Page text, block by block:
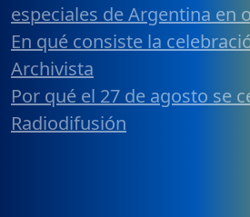
especiales de Argentina en
En qué consiste la
Archivista
Por qué el 27 de agosto se
Radiodifusión